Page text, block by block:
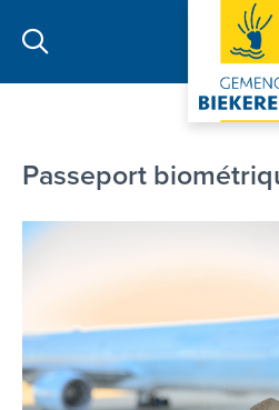
Passeport